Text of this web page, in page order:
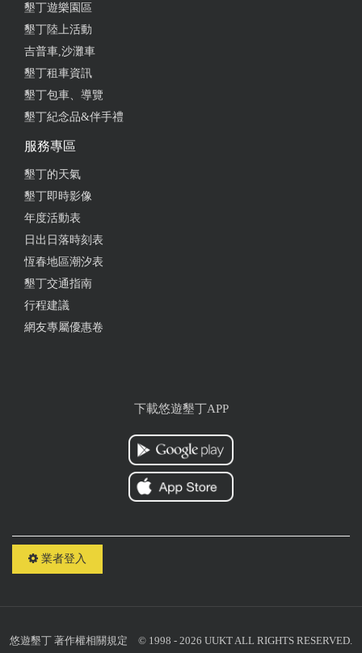
墾丁遊樂園區
墾丁陸上活動
吉普車,沙灘車
墾丁租車資訊
墾丁包車、導覽
墾丁紀念品&伴手禮
服務專區
墾丁的天氣
墾丁即時影像
年度活動表
日出日落時刻表
恆春地區潮汐表
墾丁交通指南
行程建議
網友專屬優惠卷
下載悠遊墾丁APP
業者登入
悠遊墾丁 著作權相關規定 © 1998 - 2026 UUKT ALL RIGHTS RESERVED.